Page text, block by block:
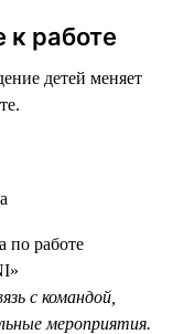
работе
детей меняет
по работе
с командой,
мероприятия.